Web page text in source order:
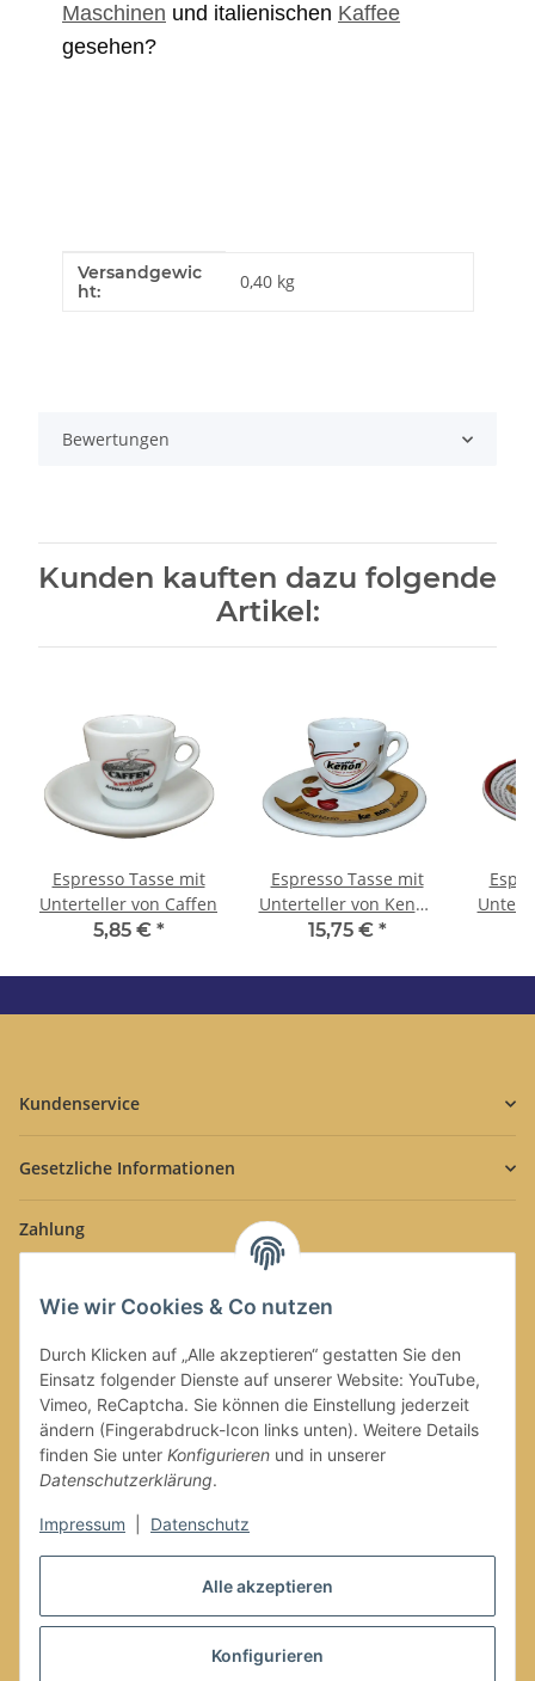
Alle akzeptieren
Konfigurieren
Wie wir Cookies & Co nutzen
Durch Klicken auf „Alle akzeptieren“ gestatten Sie den
Einsatz folgender Dienste auf unserer Website: YouTube,
Vimeo, ReCaptcha. Sie können die Einstellung jederzeit
ändern (Fingerabdruck-Icon links unten). Weitere Details
finden Sie unter Konfigurieren und in unserer
Datenschutzerklärung.
Impressum Datenschutz
Maschinen und italienischen Kaffee
gesehen?
Produkteigenschaft
Wert
Versandgewic
ht:
0,40 kg
Bewertungen
Kunden kauften dazu folgende
Artikel:
Espresso Tasse mit
Unterteller von Caffen
5,85 € *
Espresso Tasse mit
Unterteller von Kenon
- Gewinner des Jahres
15,75 € *
Kundenservice
Gesetzliche Informationen
Zahlung
Versand
Vertrag widerrufen